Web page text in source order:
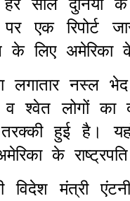
k
e
r
हर साल दुनिया
एक रिपोर्ट
के लिए अमेरिका के
लगातार नस्ल
व श्वेत लोगों
हुई है।
के
विदेश मंत्री